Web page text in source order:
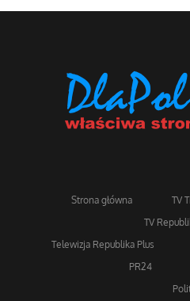
Strona główna TV
TV
Telewizja Republika Plus
PR24